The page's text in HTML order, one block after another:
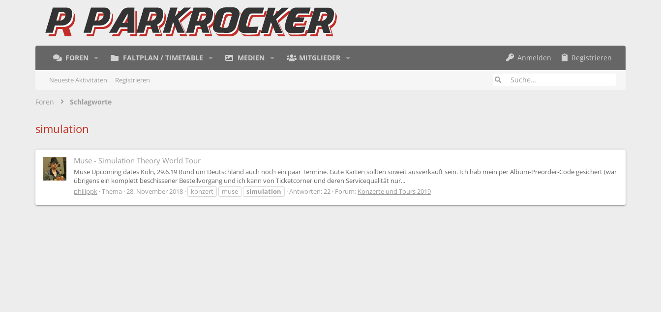
FOREN FALTPLAN / TIMETABLE MEDIEN MITGLIEDER Anmelden Registrieren
Neueste Aktivitäten Registrieren
Foren Schlagworte
simulation
Muse - Simulation Theory World Tour
Muse Upcoming dates Köln, 29.6.19 Rund um Deutschland auch noch ein paar Termine. Gute Karten sollten soweit ausverkauft sein. Ich hab mein per Album-Preorder-Code gesichert (war
übrigens ein komplett beschissener Bestellvorgang und ich kann von Ticketcorner und deren Servicequalität nur...
philippk Thema 28. November 2018 konzert muse simulation Antworten: 22 Forum: Konzerte und Tours 2019